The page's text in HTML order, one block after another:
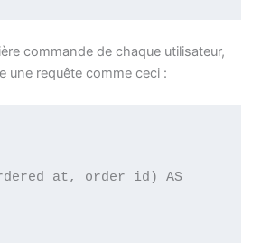
commande de chaque utilisateur,
une requête comme ceci :